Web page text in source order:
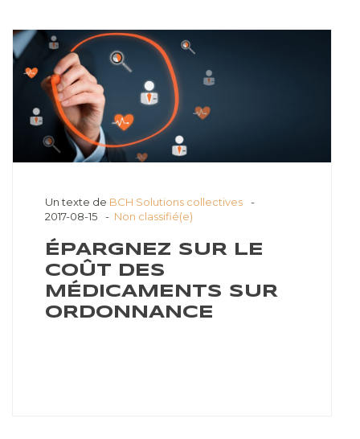
Un texte de BCH Solutions collectives
2017-08-15
Non classifié(e)
ÉPARGNEZ SUR LE
COÛT DES
MÉDICAMENTS SUR
ORDONNANCE